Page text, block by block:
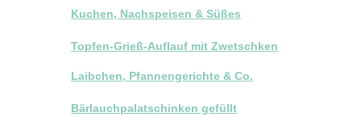
Kuchen, Nachspeisen & Süßes
Topfen-Grieß-Auflauf mit Zwetschken
Laibchen, Pfannengerichte & Co.
Bärlauchpalatschinken gefüllt